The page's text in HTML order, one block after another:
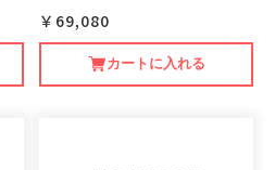
￥69,080
カートに入れる